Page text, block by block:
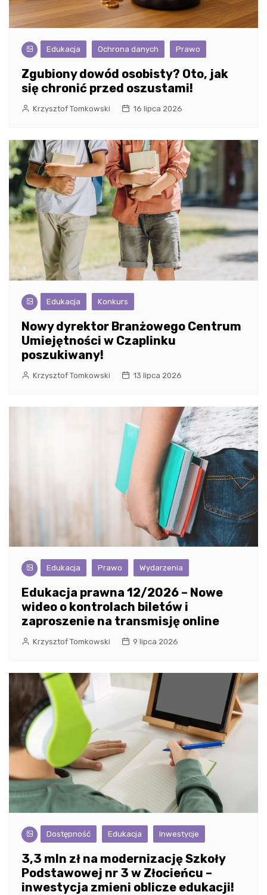
Edukacja Ochrona danych Prawo
Zgubiony dowód osobisty? Oto, jak
się chronić przed oszustami!
Krzysztof Tomkowski 16 lipca 2026
Edukacja Konkurs
Nowy dyrektor Branżowego Centrum
Umiejętności w Czaplinku
poszukiwany!
Krzysztof Tomkowski 13 lipca 2026
Edukacja Prawo Wydarzenia
Edukacja prawna 12/2026 – Nowe
wideo o kontrolach biletów i
zaproszenie na transmisję online
Krzysztof Tomkowski 9 lipca 2026
Dostępność Edukacja Inwestycje
3,3 mln zł na modernizację Szkoły
Podstawowej nr 3 w Złocieńcu –
inwestycja zmieni oblicze edukacji!